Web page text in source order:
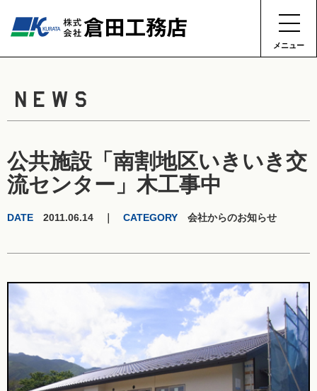
メニュー
NEWS
公共施設「南割地区いきいき交
流センター」木工事中
DATE 2011.06.14 ｜ CATEGORY 会社からのお知らせ